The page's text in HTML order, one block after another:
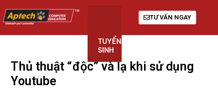
TUYỂN
SINH
TƯ VẤN NGAY
Thủ thuật “độc” và lạ khi sử dụng
Youtube